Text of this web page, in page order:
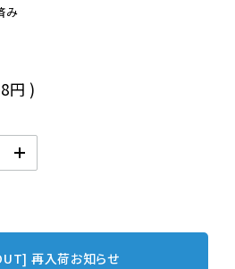
み
円 )
再入荷お知らせ